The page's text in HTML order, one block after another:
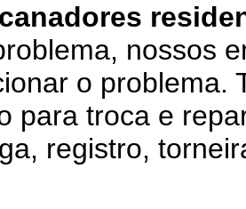
nossos
o problema.
para troca e
registro,